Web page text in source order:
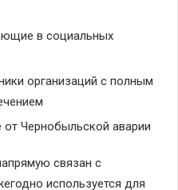
в социальных
организаций с полным
Чернобыльской аварии
связан с
используется для